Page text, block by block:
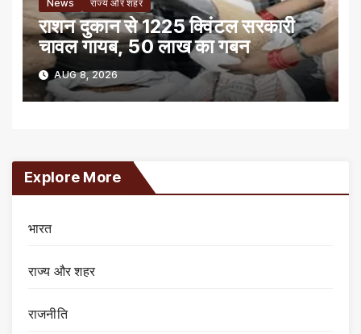
News राज्य और शहर
राशन दुकान से 1225 क्विंटल सरकारी
चावल गायब, 50 लाख का गबन
AUG 8, 2026
Explore More
भारत
राज्य और शहर
राजनीति